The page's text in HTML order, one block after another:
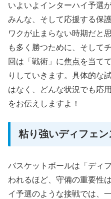
いよいよインターハイ予選
みんな、そして応援する保
ワクが止まらない時期だと
も多く勝つために、そして
回は「戦術」に焦点を当て
りしていきます。具体的な
はなく、どんな状況でも応
をお伝えしますよ！
粘り強いディフェン
バスケットボールは「ディ
われるほど、守備の重要性
イ予選のような接戦では、